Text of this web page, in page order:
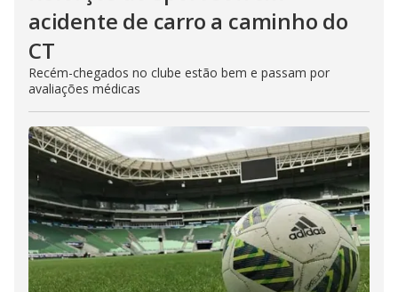
acidente de carro a caminho do
CT
Recém-chegados no clube estão bem e passam por
avaliações médicas